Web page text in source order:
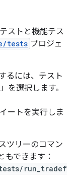
ストと機能テス
tests プロジェ
るには、テスト
」を選択します。
ートを実行しま
ツリーのコマン
もできます：
run_tradef